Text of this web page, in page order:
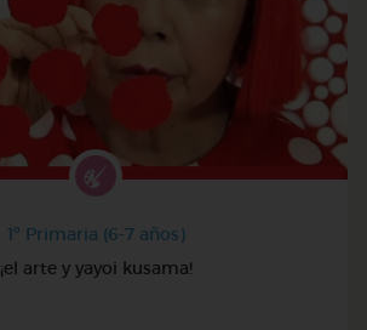
1º Primaria (6-7 años)
¡el arte y yayoi kusama!